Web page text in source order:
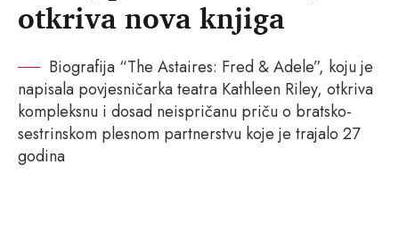
otkriva nova knjiga
Biografija “The Astaires: Fred & Adele”, koju je
napisala povjesničarka teatra Kathleen Riley, otkriva
kompleksnu i dosad neispričanu priču o bratsko-
sestrinskom plesnom partnerstvu koje je trajalo 27
godina